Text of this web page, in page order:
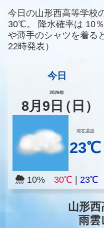
今日の山形西高等学校
30℃。
降水確率は 10％
や薄手のシャツを着る
22時発表）
今日
2026年
8月 9 日（日）
現在温度
23℃
10% 30℃ 23℃
山形
雨雲